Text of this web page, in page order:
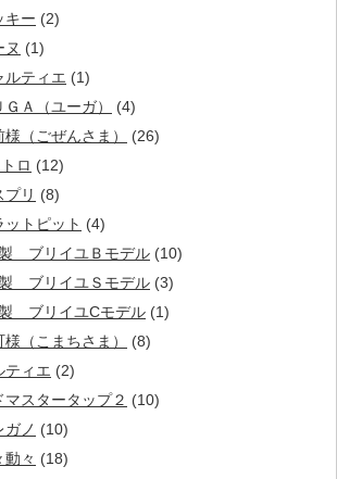
ー (2)
(1)
ティエ (1)
Ａ（ユーガ）
(4)
（ごぜんさま）
(26)
ロ (12)
リ (8)
トピット (4)
ブリイユＢモデル (10)
ブリイユＳモデル (3)
ブリイユCモデル (1)
（こまちさま）
(8)
ィエ (2)
スタータップ２ (10)
ノ (10)
々 (18)